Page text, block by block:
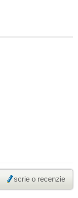
scrie o recenzie